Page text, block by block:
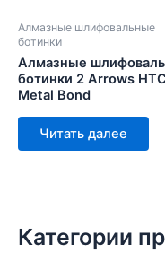
Алмазные шлифовальные
ботинки
Алмазные
ботинки 2 Arrows HTC
Metal Bond
Читать далее
Категории